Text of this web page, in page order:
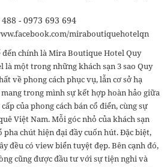
- 0973 693 694
miraboutiquehotelqn
đến chính là Mira Boutique Hotel Quy
một trong những khách sạn 3 sao Quy
về phong cách phục vụ, lẫn cơ sở hạ
trong mình sự kết hợp hoàn hảo giữa
của phong cách bán cổ điển, cùng sự
Việt Nam. Mỗi góc nhỏ của khách sạn
pha chút hiện đại đầy cuốn hút. Đặc biệt,
đều có view biển tuyệt đẹp. Bên cạnh đó,
cũng được đầu tư với sự tiện nghi và